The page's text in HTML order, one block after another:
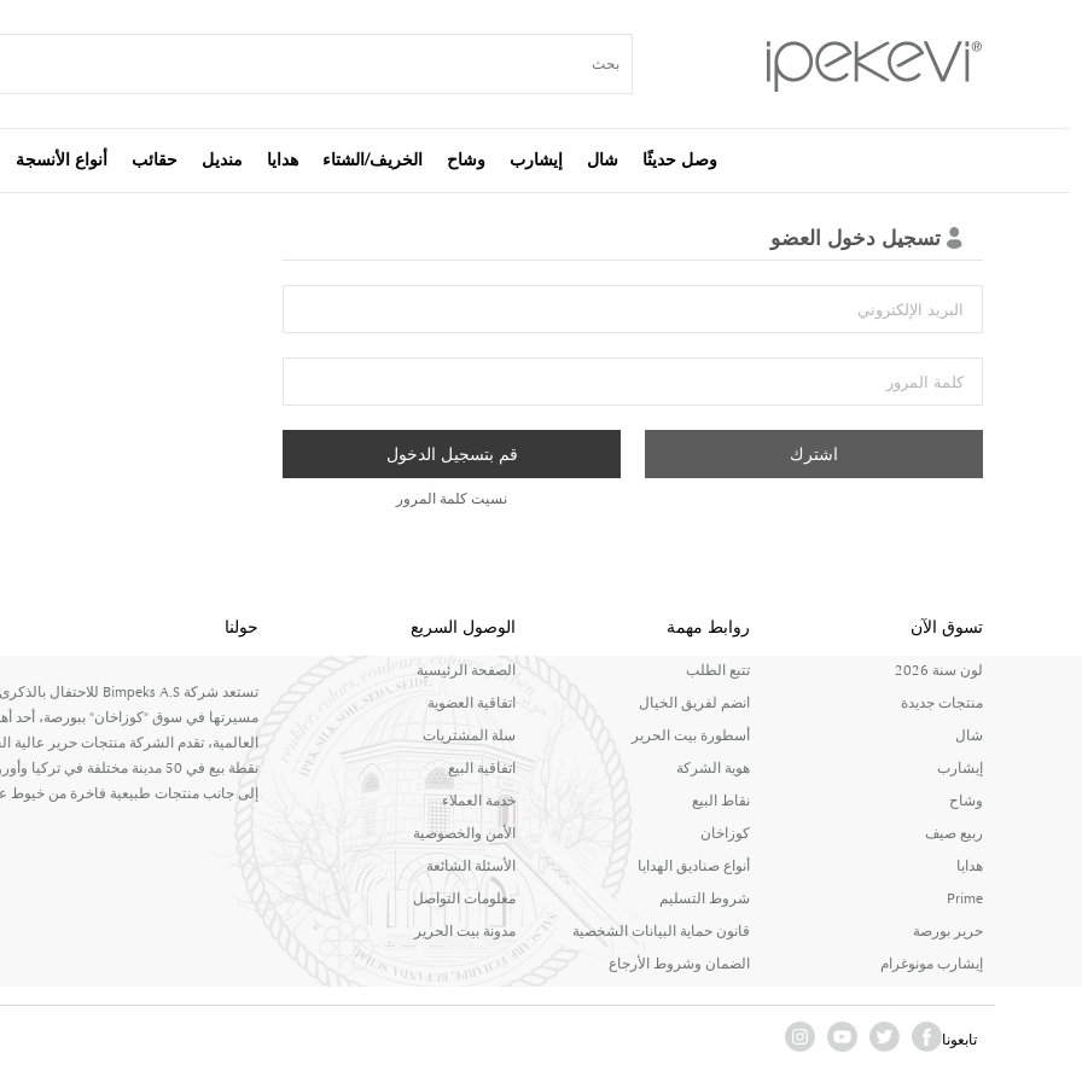
وصل حديثًا شال إيشارب وشاح الخريف/الشتاء هدايا منديل حقائب أنواع الأنسجة
تسجيل دخول العضو
البريد الإلكتروني
كلمة المرور
قم بتسجيل الدخول
نسيت كلمة المرور
اشترك
تسوق الآن
لون سنة 2026
منتجات جديدة
شال
إيشارب
وشاح
ربيع صيف
هدايا
Prime
حرير بورصة
إيشارب مونوغرام
روابط مهمة
تتبع الطلب
انضم لفريق الخيال
أسطورة بيت الحرير
هوية الشركة
نقاط البيع
كوزاخان
أنواع صناديق الهدايا
شروط التسليم
قانون حماية البيانات الشخصية
الضمان وشروط الأرجاع
الوصول السريع
الصفحة الرئيسية
اتفاقية العضوية
سلة المشتريات
اتفاقية البيع
خدمة العملاء
الأمن والخصوصية
الأسئلة الشائعة
معلومات التواصل
مدونة بيت الحرير
حولنا
مسيرتها في سوق "كوزاخان" ببورصة، أحد
إلى جانب منتجات طبيعية فاخرة من خيوط
تابعونا